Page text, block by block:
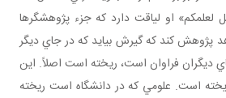
لعلمکم» او لياقت دارد که جزء پژوهشگرها
پژوهش کند که گيرش بيايد که در جاي ديگر
ديگران فراوان است، ريخته است اصلاً. اين
است. علومي که در دانشگاه است ريخته